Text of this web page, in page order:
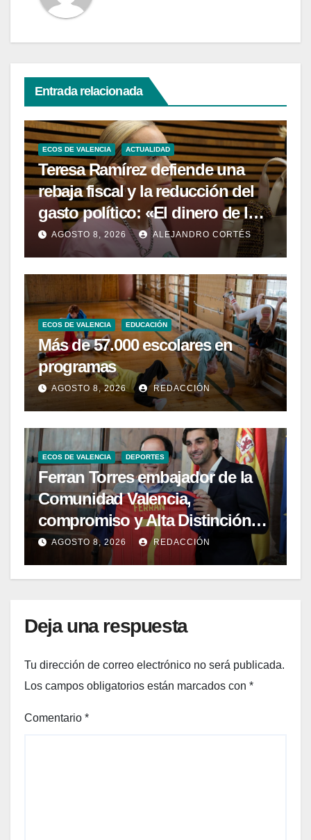
Entrada relacionada
ECOS DE VALENCIA ACTUALIDAD
Teresa Ramírez defiende una
rebaja fiscal y la reducción del
gasto político: «El dinero de los
valencianos es de los
valencianos»
AGOSTO 8, 2026 ALEJANDRO CORTÉS
ECOS DE VALENCIA EDUCACIÓN
Más de 57.000 escolares en
programas
AGOSTO 8, 2026 REDACCIÓN
ECOS DE VALENCIA DEPORTES
Ferran Torres embajador de la
Comunidad Valencia,
compromiso y Alta Distinción
del 9 d’Octubre
AGOSTO 8, 2026 REDACCIÓN
Deja una respuesta
Tu dirección de correo electrónico no será publicada.
Los campos obligatorios están marcados con *
Comentario *